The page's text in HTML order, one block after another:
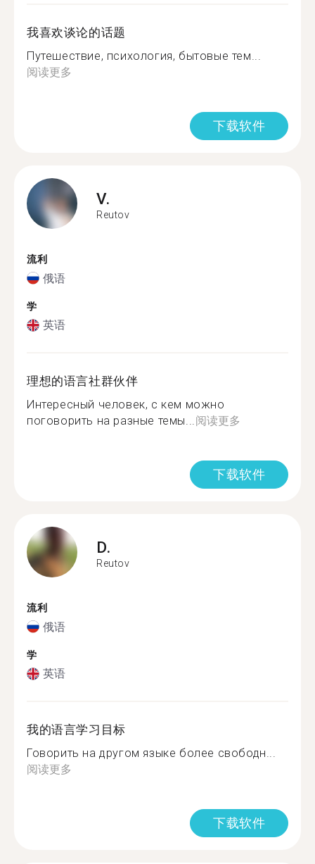
我喜欢谈论的话题
Путешествие, психология, бытовые тем...
阅读更多
下载软件
V.
Reutov
流利
俄语
学
英语
理想的语言社群伙伴
Интересный человек, с кем можно
поговорить на разные темы...阅读更多
下载软件
D.
Reutov
流利
俄语
学
英语
我的语言学习目标
Говорить на другом языке более свободн...
阅读更多
下载软件